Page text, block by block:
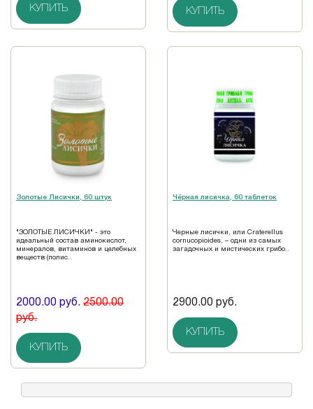
КУПИТЬ КУПИТЬ
Золотые Лисички, 60 штук
"ЗОЛОТЫЕ ЛИСИЧКИ" - это
идеальный состав аминокислот,
минералов, витаминов и целебных
веществ (полис..
2000.00 руб. 2500.00
руб.
КУПИТЬ
Чёрная лисичка, 60 таблеток
Черные лисички, или Craterellus
cornucopioides, – одни из самых
загадочных и мистических грибо..
2900.00 руб.
КУПИТЬ